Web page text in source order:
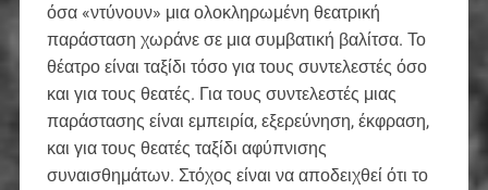
όσα «ντύνουν» μια ολοκληρωμένη θεατρική
παράσταση χωράνε σε μια συμβατική βαλίτσα. Το
θέατρο είναι ταξίδι τόσο για τους συντελεστές όσο
και για τους θεατές. Για τους συντελεστές μιας
παράστασης είναι εμπειρία, εξερεύνηση, έκφραση,
και για τους θεατές ταξίδι αφύπνισης
συναισθημάτων. Στόχος είναι να αποδειχθεί ότι το